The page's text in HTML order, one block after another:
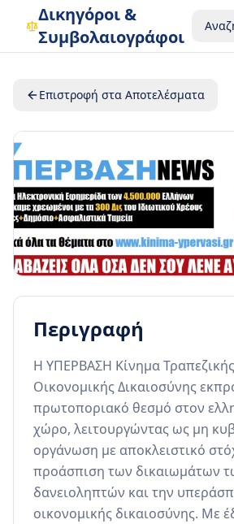
Δικηγόροι &
Συμβολαιογράφοι
Επιστροφή στα Αποτελέσματα
Περιγραφή
Η ΥΠΕΡΒΑΣΗ Κίνημα
Οικονομικής Δικαιοσύνης
πρωτοποριακό θεσμό στον
χώρο, λειτουργώντας ως μη
οργάνωση με αποκλειστικό
προάσπιση των δικαιωμάτων
δανειοληπτών και την
οικονομικής δικαιοσύνης. Με